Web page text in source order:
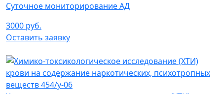
Суточное мониторирование АД
3000 руб.
Оставить заявку